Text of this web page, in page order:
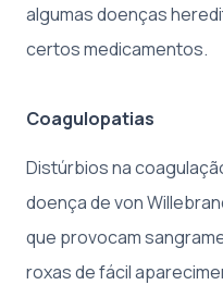
algumas doenças
certos medicamentos.
Coagulopatias
Distúrbios na
doença de von
que provocam
roxas de fácil